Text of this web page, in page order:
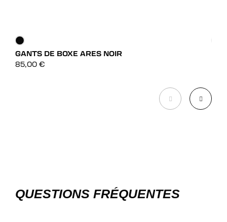
GANTS DE BOXE ARES NOIR
85,00 €
QUESTIONS FRÉQUENTES